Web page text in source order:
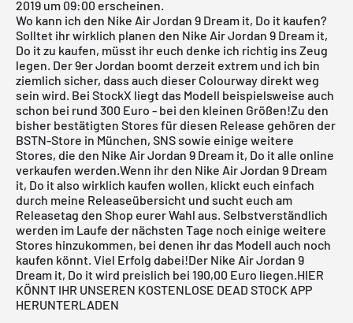
2019 um 09:00 erscheinen.
Wo kann ich den Nike Air Jordan 9 Dream it, Do it kaufen?
Solltet ihr wirklich planen den Nike Air Jordan 9 Dream it,
Do it zu kaufen, müsst ihr euch denke ich richtig ins Zeug
legen. Der 9er Jordan boomt derzeit extrem und ich bin
ziemlich sicher, dass auch dieser Colourway direkt weg
sein wird. Bei StockX liegt das Modell beispielsweise auch
schon bei rund 300 Euro - bei den kleinen Größen!Zu den
bisher bestätigten Stores für diesen Release gehören der
BSTN-Store in München, SNSsowie einige weitere
Stores, die den Nike Air Jordan 9 Dream it, Do it alle online
verkaufen werden.Wenn ihr den Nike Air Jordan 9 Dream
it, Do it also wirklich kaufen wollen, klickt euch einfach
durch meine Releaseübersicht und sucht euch am
Releasetag den Shop eurer Wahl aus. Selbstverständlich
werden im Laufe der nächsten Tage noch einige weitere
Stores hinzukommen, bei denen ihr das Modell auch noch
kaufen könnt. Viel Erfolg dabei!Der Nike Air Jordan 9
Dream it, Do it wird preislich bei 190,00 Euro liegen.HIER
KÖNNT IHR UNSEREN KOSTENLOSE DEAD STOCK APP
HERUNTERLADEN